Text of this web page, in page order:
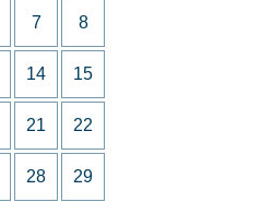
7 8
14 15
21 22
28 29